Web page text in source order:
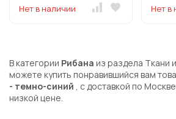
Нет в наличии Нет в
В категории Рибана из раздела Ткани
можете купить понравившийся вам
- темно-синий
, с доставкой по
низкой цене.